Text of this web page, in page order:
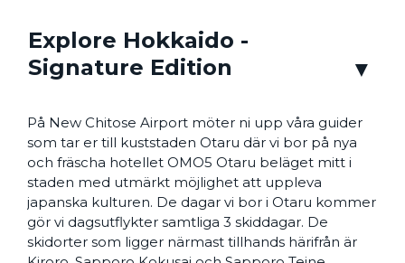
Explore Hokkaido -
Signature Edition
På New Chitose Airport möter ni upp våra guider
som tar er till kuststaden Otaru där vi bor på nya
och fräscha hotellet OMO5 Otaru beläget mitt i
staden med utmärkt möjlighet att uppleva
japanska kulturen. De dagar vi bor i Otaru kommer
gör vi dagsutflykter samtliga 3 skiddagar. De
skidorter som ligger närmast tillhands härifrån är